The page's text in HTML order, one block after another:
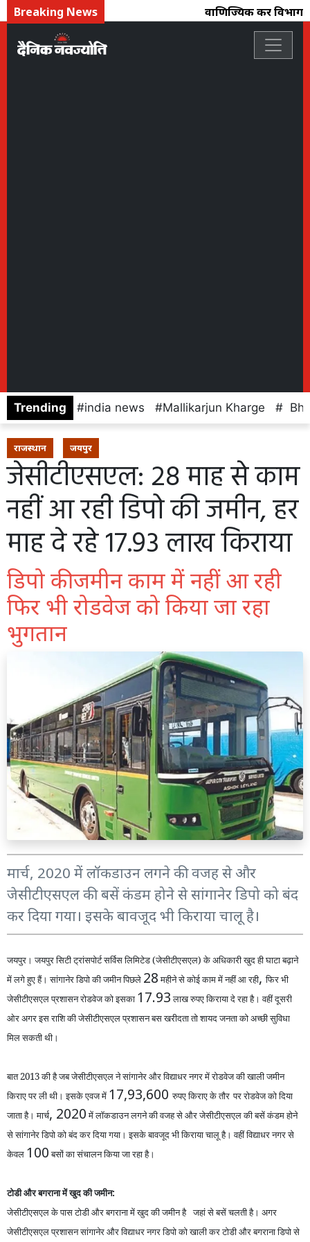
Breaking News वाणिज्यिक कर विभाग
Trending india news Mallikarjun Kharge
राजस्थान जयपुर
जेसीटीएसएल: 28 माह से काम
नहीं आ रही डिपो की जमीन, हर
माह दे रहे 17.93 लाख किराया
डिपो की जमीन काम में नहीं आ रही
फिर भी रोडवेज को किया जा रहा
भुगतान
मार्च, 2020 में लॉकडाउन लगने की वजह से और
जेसीटीएसएल की बसें कंडम होने से सांगानेर डिपो को बंद
कर दिया गया। इसके बावजूद भी किराया चालू है।
जयपुर। जयपुर सिटी ट्रांसपोर्ट सर्विस लिमिटेड (जेसीटीएसएल) के अधिकारी खुद ही घाटा बढ़ाने
में लगे हुए हैं। सांगानेर डिपो की जमीन पिछले 28महीनेसे कोई काम में नहीं आ रही,फिर भी
जेसीटीएसएल प्रशासन रोडवेज को इसका 17.93लाख रुपए किराया दे रहा है। वहीं दूसरी
ओर अगर इस राशि की जेसीटीएसएल प्रशासन बस खरीदता तो शायद जनता को अच्छी सुविधा
मिल सकती थी।
बात 2013 की है जबजेसीटीएसएल ने सांगानेर और विद्याधर नगर में रोडवेज की खाली जमीन
किराए पर ली थी। इसकएवज में 17,93,600रुपएकिराए केतौर पररोडवेज को दिया
जाता है। मार्च, 2020में लॉकडाउन लगने की वजह से और जेसीटीएसएल की बसें कंडम होने
से सांगानेर डिपो को बंद कर दिया गया। इसके बावजूदभीकिराया चालू है। वहीं विद्याधर नगर से
केवल 100बसों का संचालन किया जा रहा है।
टोडीऔरबगराना में खुद की जमीन:
जेसीटीएसएल के पास टोडी और बगराना में खुद की जमीन है जहां से बसें चलतहै। अगर
जेसीटीएसएल प्रशासन सांगानेरऔरविद्याधर नगर डिपो को खाली कर टोडीऔरबगराना डिपो से